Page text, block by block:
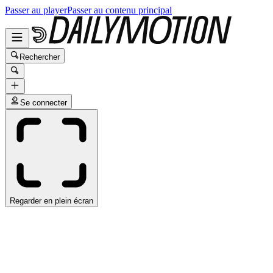
Passer au playerPasser au contenu principal
Rechercher
Se connecter
Regarder en plein écran